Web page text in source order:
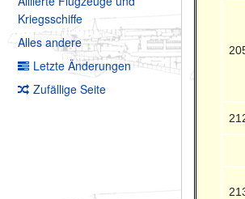
Kriegsschiffe
Alles andere
Letzte Änderungen
Zufällige Seite